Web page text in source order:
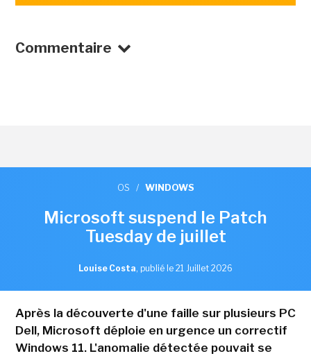
Commentaire
OS / WINDOWS
Microsoft suspend le Patch
Tuesday de juillet
Louise Costa, publié le 21 Juillet 2026
Après la découverte d'une faille sur plusieurs PC
Dell, Microsoft déploie en urgence un correctif
Windows 11. L'anomalie détectée pouvait se